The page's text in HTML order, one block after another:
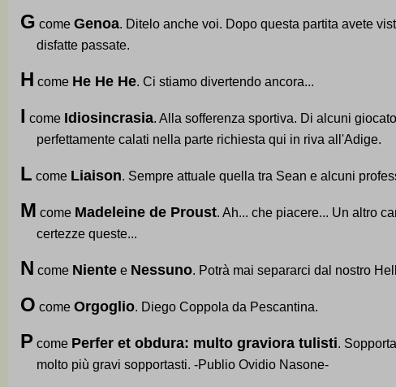
G come Genoa. Ditelo anche voi. Dopo questa partita avete
disfatte passate.
H come He He He. Ci stiamo divertendo ancora...
I come Idiosincrasia. Alla sofferenza sportiva. Di alcuni
perfettamente calati nella parte richiesta qui in riva all'Adige.
L come Liaison. Sempre attuale quella tra Sean e alcuni
M come Madeleine de Proust. Ah... che piacere... Un altro
certezze queste...
N come Niente e Nessuno. Potrà mai separarci dal nostro
O come Orgoglio. Diego Coppola da Pescantina.
P come Perfer et obdura: multo graviora tulisti.
molto più gravi sopportasti. -Publio Ovidio Nasone-